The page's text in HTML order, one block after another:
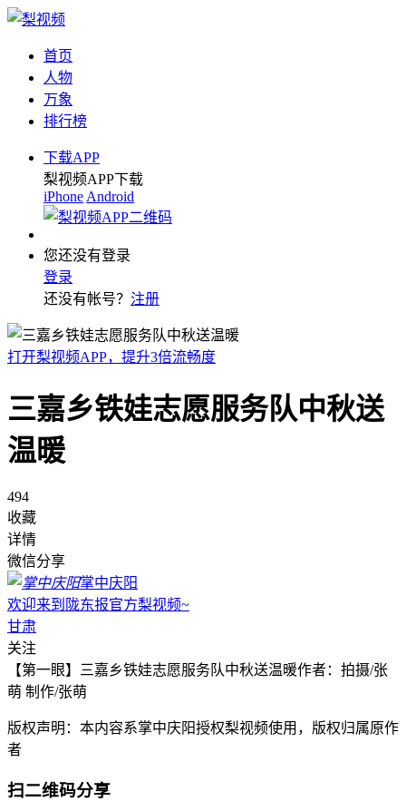
首页
人物
万象
排行榜
下载APP
梨视频APP下载
iPhone Android
您还没有登录
登录
还没有帐号？ 注册
打开梨视频APP，提升3倍流畅度
三嘉乡铁娃志愿服务队中秋送
温暖
494
收藏
详情
微信分享
掌中庆阳
欢迎来到陇东报官方梨视频~
甘肃
关注
【第一眼】三嘉乡铁娃志愿服务队中秋送温暖作者：拍摄/张
萌 制作/张萌
版权声明：本内容系掌中庆阳授权梨视频使用，版权归属原作
者
扫二维码分享